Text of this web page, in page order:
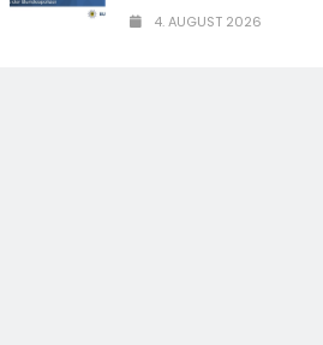
4. AUGUST 2026